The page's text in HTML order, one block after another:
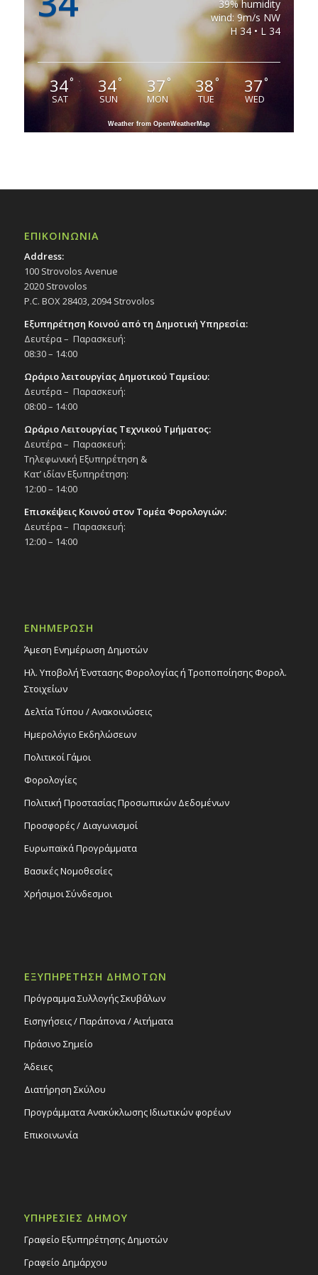
39% humidity
wind: 9m/s NW
H 34 • L 34
34°
SAT
34°
SUN
37°
MON
38°
TUE
37°
WED
Weather from OpenWeatherMap
ΕΠΙΚΟΙΝΩΝΙΑ
Address:
100 Strovolos Avenue
2020 Strovolos
P.C. BOX 28403, 2094 Strovolos
Εξυπηρέτηση Κοινού από τη Δημοτική Υπηρεσία:
Δευτέρα – Παρασκευή:
08:30 – 14:00
Ωράριο λειτουργίας Δημοτικού Ταμείου:
Δευτέρα – Παρασκευή:
08:00 – 14:00
Ωράριο Λειτουργίας Τεχνικού Τμήματος:
Δευτέρα – Παρασκευή:
Τηλεφωνική Εξυπηρέτηση &
Κατ’ ιδίαν Εξυπηρέτηση:
12:00 – 14:00
Επισκέψεις Κοινού στον Τομέα Φορολογιών:
Δευτέρα – Παρασκευή:
12:00 – 14:00
ΕΝΗΜΕΡΩΣΗ
Άμεση Ενημέρωση Δημοτών
Ηλ. Υποβολή Ένστασης Φορολογίας ή Τροποποίησης Φορολ.
Στοιχείων
Δελτία Τύπου / Ανακοινώσεις
Ημερολόγιο Εκδηλώσεων
Πολιτικοί Γάμοι
Φορολογίες
Πολιτική Προστασίας Προσωπικών Δεδομένων
Προσφορές / Διαγωνισμοί
Ευρωπαϊκά Προγράμματα
Βασικές Νομοθεσίες
Χρήσιμοι Σύνδεσμοι
ΕΞΥΠΗΡΕΤΗΣΗ ΔΗΜΟΤΩΝ
Πρόγραμμα Συλλογής Σκυβάλων
Εισηγήσεις / Παράπονα / Αιτήματα
Πράσινο Σημείο
Άδειες
Διατήρηση Σκύλου
Προγράμματα Ανακύκλωσης Ιδιωτικών φορέων
Επικοινωνία
ΥΠΗΡΕΣΙΕΣ ΔΗΜΟΥ
Γραφείο Εξυπηρέτησης Δημοτών
Γραφείο Δημάρχου